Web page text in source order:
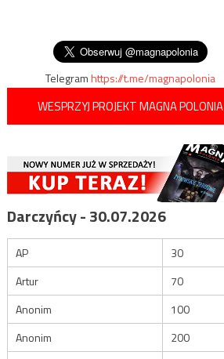
Telegramhttps://t.me/magnapolonia
WESPRZYJ PROJEKT MAGNA POLONIA
Darczyńcy - 30.07.2026
AP
30
Artur
70
Anonim
100
Anonim
200